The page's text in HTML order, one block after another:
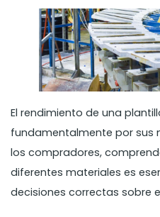
El rendimiento de una
fundamentalmente por sus
los compradores,
diferentes materiales es
decisiones correctas sobre